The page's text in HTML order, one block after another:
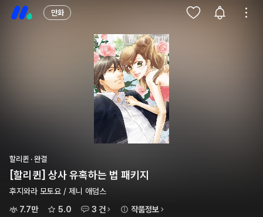
만화
할리퀸 · 완결
[할리퀸] 상사 유혹하는 법 패키지
후지와라 모토요 / 제니 애덤스
7.7만
5.0 3 건 작품정보